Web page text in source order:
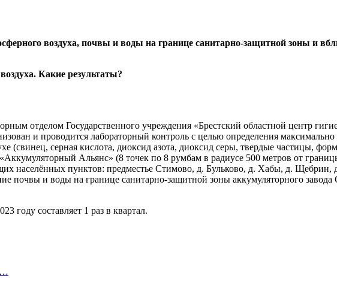
воздуха, почвы и воды на границе санитарно-защитной зоны и
отделом Государственного учреждения «Брестский областной центр
и проводится лабораторный контроль с целью определения
(свинец, серная кислота, диоксид азота, диоксид серы, твердые частицы,
Альянс» (8 точек по 8 румбам в радиусе 500 метров от
населённых пунктов: предместье Стимово, д. Бульково, д. Хабы, д.
почвы и воды на границе санитарно-защитной зоны аккумуляторного
году составляет 1 раз в квартал.